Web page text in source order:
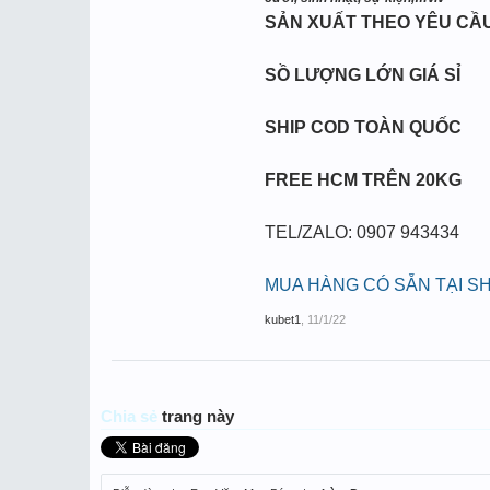
SẢN XUẤT THEO YÊU
SỒ LƯỢNG LỚN GIÁ SỈ
SHIP COD TOÀN QUỐC
FREE HCM TRÊN 20KG
TEL/ZALO: 0907 943434
MUA HÀNG CÓ SẴN TẠI
kubet1 11/1/22
Chia sẻ trang này